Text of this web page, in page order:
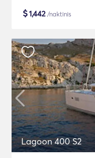
$1,442/naktinis
Lagoon 400 S2